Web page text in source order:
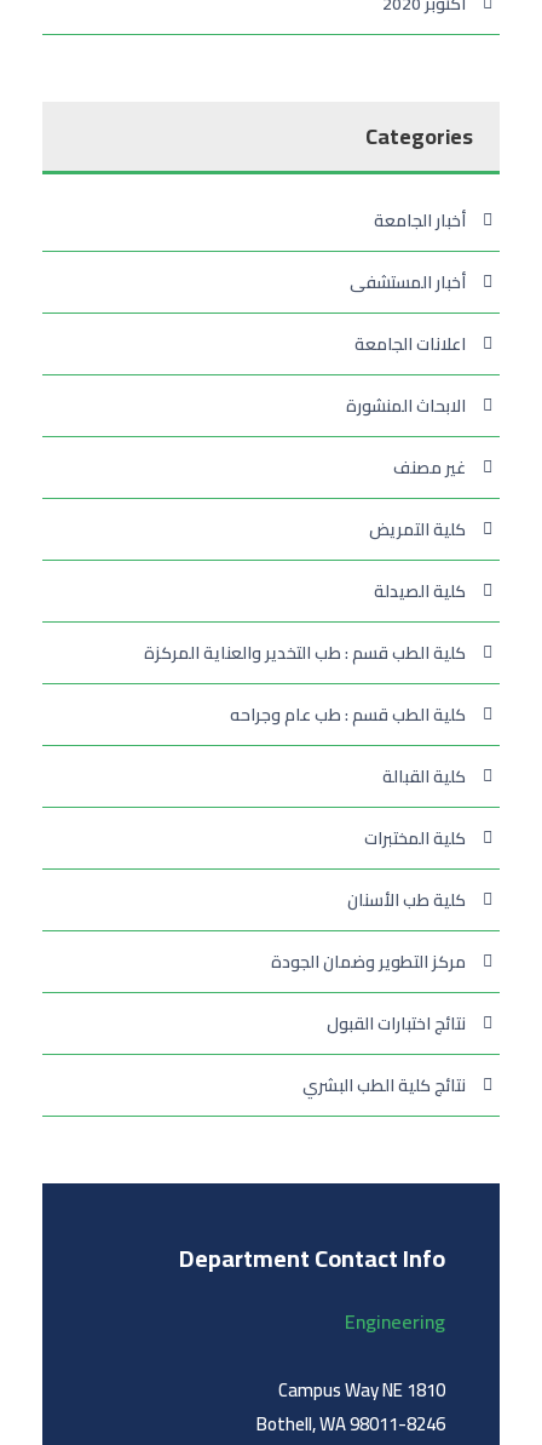
Categories
أخبار الجامعة
أخبار المستشفى
اعلانات الجامعة
الابحاث المنشورة
غير مصنف
كلية التمريض
كلية الصيدلة
كلية الطب قسم : طب التخدير والعناية المركزة
كلية الطب قسم : طب عام وجراحه
كلية القبالة
كلية المختبرات
كلية طب الأسنان
مركز التطوير وضمان الجودة
نتائج اختبارات القبول
نتائج كلية الطب البشري
Department Contact Info
Engineering
1810 Campus Way NE
Bothell, WA 98011-8246